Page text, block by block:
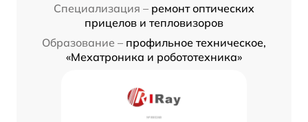
Специализация – ремонт оптических
прицелов и тепловизоров
Образование – профильное техническое,
«Мехатроника и робототехника»